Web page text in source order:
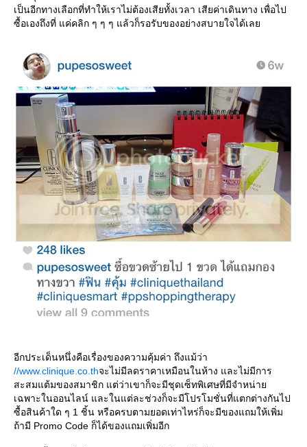
เป็นอีกทางเลือกที่ทำให้เราไม่ต้องเสียทั้งเวลา เสียค่าเดินทาง เพื่อไป
ซื้อเองถึงที่ แค่คลิก ๆ ๆ ๆ แล้วก็รอรับของอย่างสบายใจได้เล
อีกประเด็นหนึ่งคือเรื่องของความคุ้มค่า ถึงแม้ว่า
//www.clinique.co.thจะไม่มีลดราคาเหมือนในห้าง และไม่มีการ
สะสมแต้มของสมาชิก แต่ว่าเขาก็จะมีชุดเซ็ทพิเศษที่มีจำหน่า
เฉพาะในออนไลน์ และในแต่ละช่วงก็จะมีโปรโมชั่นที่แตกต่างกันไป
ซื้อสินค้าใด ๆ 1 ชิ้น หรือครบตามยอดเท่าไหร่ก็จะมีของแถมให้เพิ่ม
ถ้ามี Promo Code ก็ได้ของแถมเพิ่มอีก